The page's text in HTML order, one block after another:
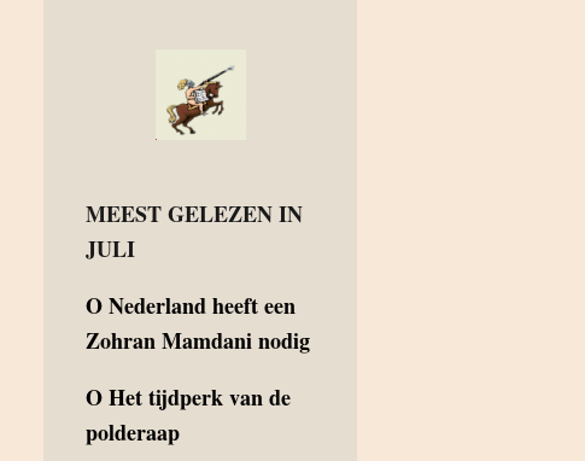
MEEST GELEZEN IN
JULI
ONederland heeft een
Zohran Mamdani nodig
OHet tijdperk van de
polderaap